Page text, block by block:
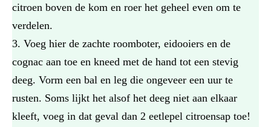
citroen boven de kom en roer het geheel even om te
verdelen.
Voeg hier de zachte roomboter, eidooiers en de
cognac aan toe en kneed met de hand tot een stevig
deeg. Vorm een bal en leg die ongeveer een uur te
rusten. Soms lijkt het alsof het deeg niet aan elkaar
kleeft, voeg in dat geval dan 2 eetlepel citroensap toe!